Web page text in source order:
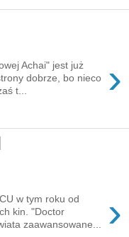
›
Achai" jest już
dobrze, bo nieco
t...
›
w tym roku od
kin. "Doctor
zaawansowane...